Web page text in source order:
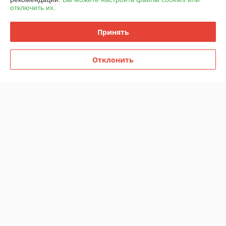
Полная версия сайта
Политика обработки cookies
отключить их.
Принять
Отклонить